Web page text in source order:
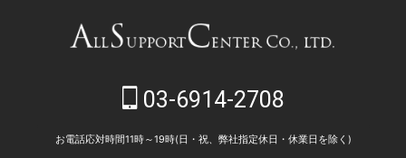
03-6914-2708
お電話応対時間11時～19時(日・祝、弊社指定休日・休業日を除く)